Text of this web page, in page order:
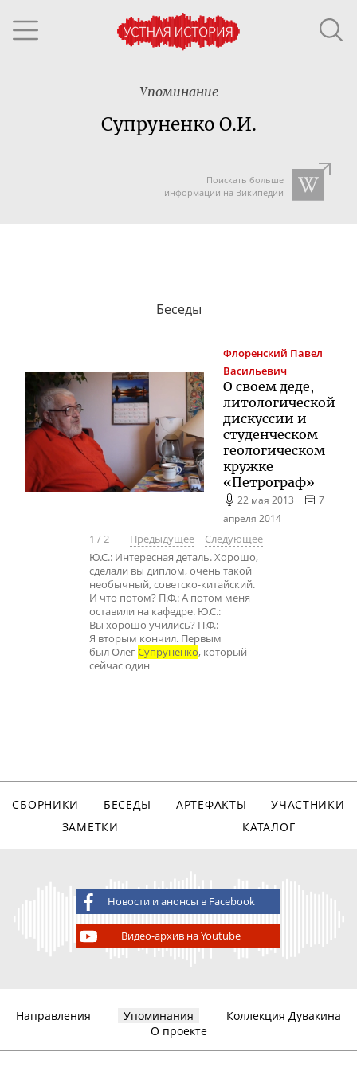
Упоминание
Супруненко О.И.
Поискать больше
информации на Википедии
Беседы
Флоренский Павел
Васильевич
О своем деде,
литологической
дискуссии и
студенческом
геологическом
кружке
«Петрограф»
22 мая 2013
7
апреля 2014
1 /2 Предыдущее
Следующее
Ю.С.: Интересная деталь. Хорошо,
сделали вы диплом, очень такой
необычный, советско-китайский.
И что потом? П.Ф.: А потом меня
оставили на кафедре. Ю.С.:
Вы хорошо учились? П.Ф.:
Я вторым кончил. Первым
был ОлегСупруненко, который
сейчас один
СБОРНИКИ БЕСЕДЫ АРТЕФАКТЫ
УЧАСТНИКИ
ЗАМЕТКИ
КАТАЛОГ
Новости и анонсы в Facebook
Видео-архив на Youtube
Направления Упоминания
Коллекция Дувакина
О проекте